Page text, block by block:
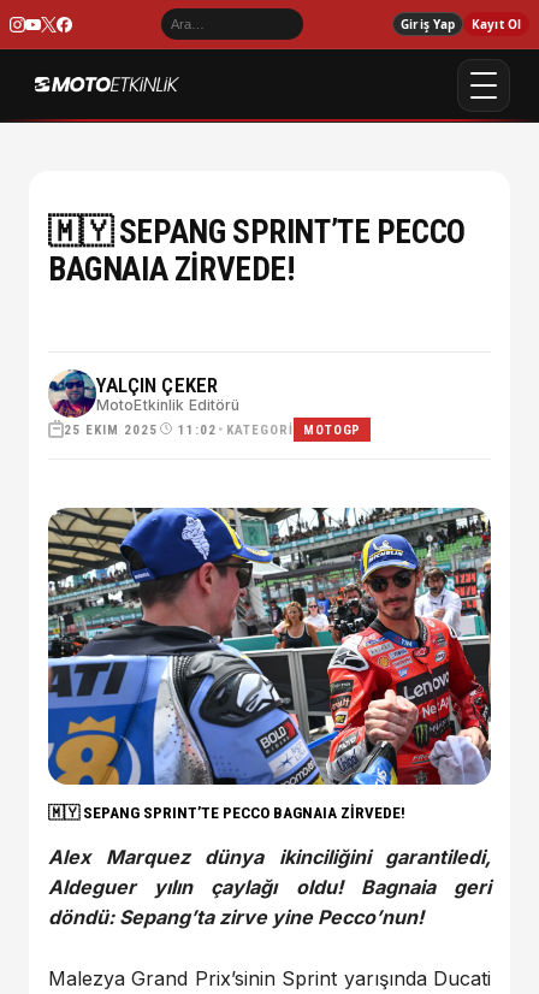
Giriş Yap Kayıt Ol
🇲🇾 SEPANG SPRINT’TE PECCO
BAGNAIA ZİRVEDE!
YALÇIN ÇEKER
MotoEtkinlik Editörü
25 EKIM 2025 11:02 • KATEGORI MOTOGP
🇲🇾 SEPANG SPRINT’TE PECCO BAGNAIA ZİRVEDE!
Alex Marquez dünya ikinciliğini garantiledi,
Aldeguer yılın çaylağı oldu! Bagnaia geri
döndü: Sepang’ta zirve yine Pecco’nun!
Malezya Grand Prix’sinin Sprint yarışında Ducati